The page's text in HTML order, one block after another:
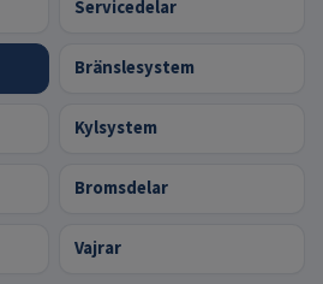
Servicedelar
Bränslesystem
Kylsystem
Bromsdelar
Vajrar